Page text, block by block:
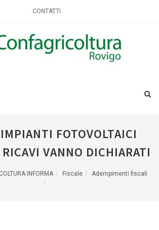
CONTATTI
FOTOVOLTAICI
VANNO DICHIARATI
INFORMA Fiscale Adempimenti fiscali